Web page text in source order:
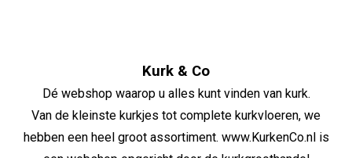
Kurk & Co
Dé webshop waarop u alles kunt vinden van kurk.
Van de kleinste kurkjes tot complete kurkvloeren, we
hebben een heel groot assortiment. www.KurkenCo.nl is